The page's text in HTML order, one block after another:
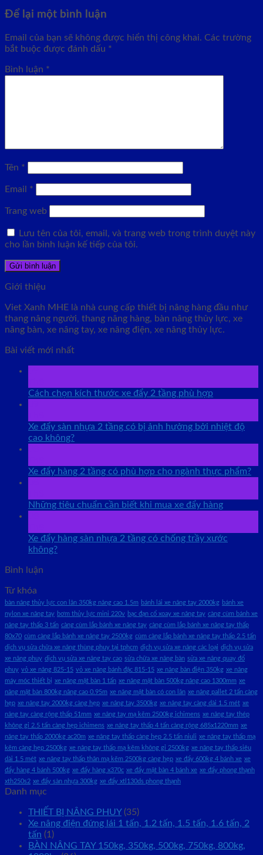
Để lại một bình luận
Email của bạn sẽ không được hiển thị công khai. Các trường
bắt buộc được đánh dấu *
Bình luận *
Tên *
Email *
Trang web
Lưu tên của tôi, email, và trang web trong trình duyệt này
cho lần bình luận kế tiếp của tôi.
Giới thiệu
Viet Xanh MHE là nhà cung cấp thiết bị nâng hàng đầu như
thang nâng người, thang nâng hàng, bàn nâng thủy lực, xe
nâng bàn, xe nâng tay, xe nâng điện, xe nâng thủy lực.
Bài viết mới nhất
Cách chọn kích thước xe đẩy 2 tầng phù hợp
Xe đẩy sàn nhựa 2 tầng có bị ảnh hưởng bởi nhiệt độ
cao không?
Xe đẩy hàng 2 tầng có phù hợp cho ngành thực phẩm?
Những tiêu chuẩn cần biết khi mua xe đẩy hàng
Xe đẩy hàng sàn nhựa 2 tầng có chống trầy xước
không?
Bình luận
Từ khóa
bàn nâng thủy lực con lăn 350kg nâng cao 1.5m bánh lái xe nâng tay 2000kg bánh xe
nylon xe nâng tay bơm thủy lực mini 220v bạc đạn cổ xoay xe nâng tay càng cùm bánh xe
nâng tay thấp 3 tấn càng cùm lắp bánh xe nâng tay càng cùm lắp bánh xe nâng tay thấp
80x70 cùm càng lắp bánh xe nâng tay 2500kg cùm càng lắp bánh xe nâng tay thấp 2.5 tấn
dịch vụ sửa chữa xe nâng thùng phuy tại tphcm dịch vụ sửa xe nâng các loại dịch vụ sửa
xe nâng phuy dịch vụ sửa xe nâng tay cao sửa chữa xe nâng bàn sửa xe nâng quay đổ
phuy vỏ xe nâng 825-15 vỏ xe nâng bánh đặc 815-15 xe nâng bàn điện 350kg xe nâng
máy móc thiết bị xe nâng mặt bàn 1 tấn xe nâng mặt bàn 500kg nâng cao 1300mm xe
nâng mặt bàn 800kg nâng cao 0.95m xe nâng mặt bàn có con lăn xe nâng pallet 2 tấn càng
hẹp xe nâng tay 2000kg càng hẹp xe nâng tay 3500kg xe nâng tay càng dài 1.5 mét xe
nâng tay càng rộng thấp 51mm xe nâng tay mạ kẽm 2500kg ichimens xe nâng tay thép
không gỉ 2.5 tấn càng hẹp ichimens xe nâng tay thấp 4 tấn càng rộng 685x1220mm xe
nâng tay thấp 2000kg ac20m xe nâng tay thấp càng hẹp 2.5 tấn niuli xe nâng tay thấp mạ
kẽm càng hẹp 2500kg xe nâng tay thấp mạ kẽm không gỉ 2500kg xe nâng tay thấp siêu
dài 1.5 mét xe nâng tay thấp thân mạ kẽm 2500kg càng hẹp xe đẩy 600kg 4 bánh xe xe
đẩy hàng 4 bánh 500kg xe đẩy hàng x370c xe đẩy mặt bàn 4 bánh xe xe đẩy phong thạnh
xth250s2 xe đẩy sàn nhựa 300kg xe đẩy xtl130ds phong thạnh
Danh mục
THIẾT BỊ NÂNG PHUY(35)
Xe nâng điện đứng lái 1 tấn, 1.2 tấn, 1.5 tấn, 1.6 tấn, 2
tấn (1)
BÀN NÂNG TAY 150kg, 350kg, 500kg, 750kg, 800kg,